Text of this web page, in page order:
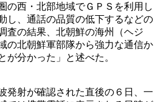
の西・北部地域でＧＰＳを利用し
し、通話の品質の低下するなどの
査の結果、北朝鮮の海州（ヘジ
の北朝鮮軍部隊から強力な通信か
が分かった」と述べた。
発射が確認された直後の６日、一